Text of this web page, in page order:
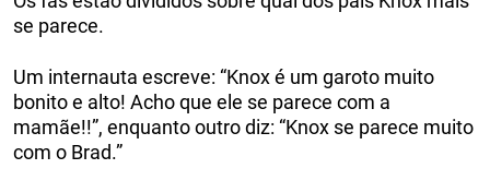
se parece.
Um internauta escreve: “Knox é um garoto muito
bonito e alto! Acho que ele se parece com a
mamãe!!”, enquanto outro diz: “Knox se parece muito
com o Brad.”